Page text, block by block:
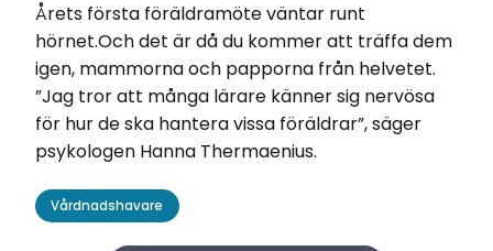
Årets första föräldramöte väntar runt
hörnet.Och det är då du kommer att träffa dem
igen, mammorna och papporna från helvetet.
”Jag tror att många lärare känner sig nervösa
för hur de ska hantera vissa föräldrar”, ­säger
psykologen Hanna ­Thermaenius.
Vårdnadshavare